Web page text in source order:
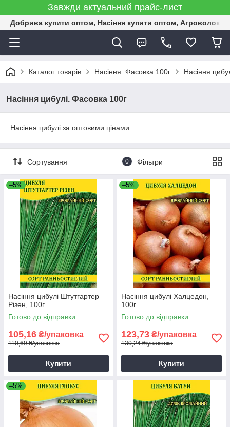
Завжди актуальний прайс-лист
Добрива купити оптом, Насіння купити оптом,
Каталог товарів Насіння. Фасовка 100г Насіння
Насіння цибулі. Фасовка 100г
Насіння цибулі за оптовими цінами.
Сортування 0 Фільтри
–5%
Насіння цибулі Штутгартер
Різен, 100г
Готово до відправки
105,16 ₴/упаковка
110,69 ₴/упаковка
Купити
–5%
Насіння цибулі Халцедон,
100г
Готово до відправки
123,73 ₴/упаковка
130,24 ₴/упаковка
Купити
–5%